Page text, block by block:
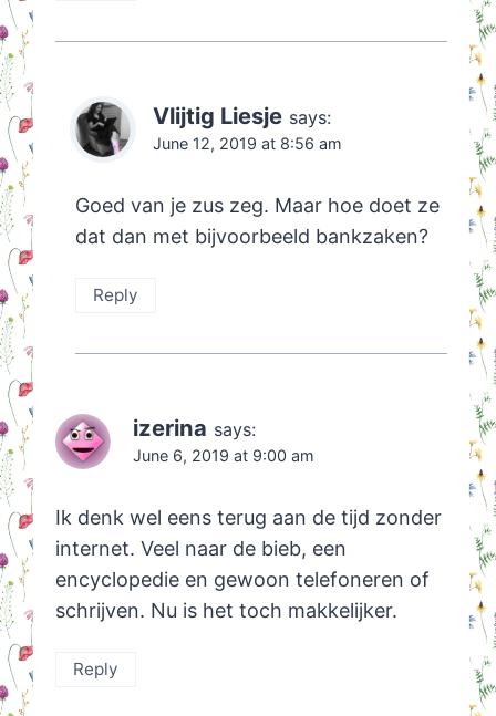
Vlijtig Liesje says:
June 12, 2019 at 8:56 am
Goed van je zus zeg. Maar hoe doet ze
dat dan met bijvoorbeeld bankzaken?
Reply
izerina says:
June 6, 2019 at 9:00 am
Ik denk wel eens terug aan de tijd zonder
internet. Veel naar de bieb, een
encyclopedie en gewoon telefoneren of
schrijven. Nu is het toch makkelijker.
Reply